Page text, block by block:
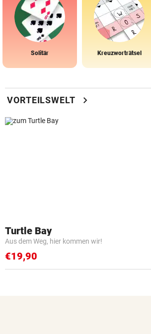
Solitär Kreuzworträtsel
VORTEILSWELT chevron_right
Turtle Bay
Aus dem Weg, hier kommen wir!
€19,90